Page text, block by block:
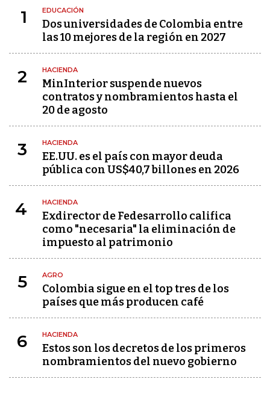
1 EDUCACIÓN
Dos universidades de Colombia entre
las 10 mejores de la región en 2027
2 HACIENDA
MinInterior suspende nuevos
contratos y nombramientos hasta el
20 de agosto
3 HACIENDA
EE.UU. es el país con mayor deuda
pública con US$40,7 billones en 2026
4 HACIENDA
Exdirector de Fedesarrollo califica
como "necesaria" la eliminación de
impuesto al patrimonio
5 AGRO
Colombia sigue en el top tres de los
países que más producen café
6 HACIENDA
Estos son los decretos de los primeros
nombramientos del nuevo gobierno